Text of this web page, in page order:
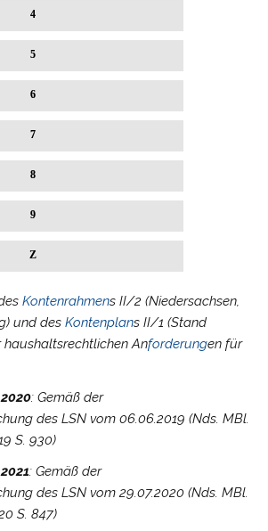
4
5
6
7
8
9
Z
Kontenrahmens II/2 (Niedersachsen,
und desKontenplans II/1 (Stand
haushaltsrechtlichen Anforderungen für
: Gemäß der
des LSN vom 06.06.2019 (Nds. MBl.
S. 930)
: Gemäß der
des LSN vom 29.07.2020 (Nds. MBl.
S. 847)